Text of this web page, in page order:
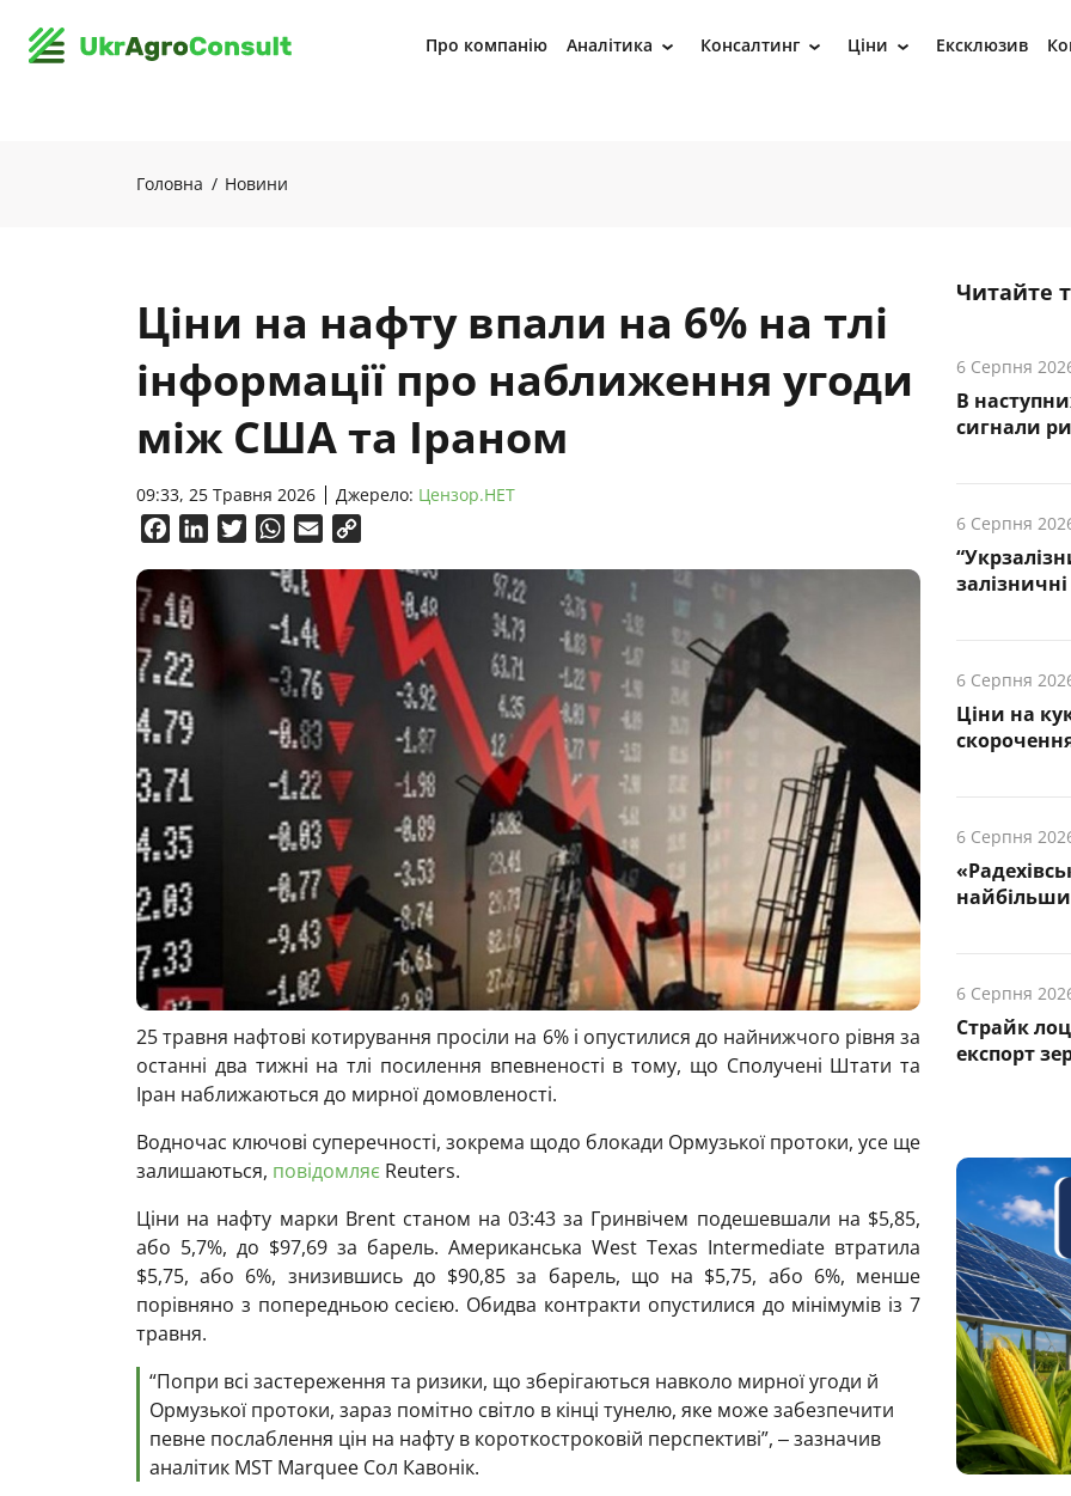
Про компанію Аналітика › Консалтинг › Ціни › Ексклюзив
Головна Новини
Ціни на нафту впали на 6% на тлі
інформації про наближення угоди
між США та Іраном
09:33, 25 Травня 2026 Джерело: Цензор.НЕТ
FacebookLinkedInTwitterWhatsApp
Email
25 травня нафтові котирування просіли на 6% і опустилися до найнижчого рівня за
останні два тижні на тлі посилення впевненості в тому, що Сполучені Штати та
Іран наближаються до мирної домовленості.
Водночас ключові суперечності, зокрема щодо блокади Ормузької протоки, усе ще
залишаються, повідомляє Reuters.
Ціни на нафту марки Brent станом на 03:43 за Гринвічем подешевшали на $5,85,
або 5,7%, до $97,69 за барель. Американська West Texas Intermediate втратила
$5,75, або 6%, знизившись до $90,85 за барель, що на $5,75, або 6%, менше
порівняно з попередньою сесією. Обидва контракти опустилися до мінімумів із 7
травня.
“Попри всі застереження та ризики, що зберігаються навколо мирної угоди й
Ормузької протоки, зараз помітно світло в кінці тунелю, яке може забезпечити
певне послаблення цін на нафту в короткостроковій перспективі”, ‒ зазначив
аналітик MST Marquee Сол Кавонік.
Читайте
6 Серпня
В
cигнали
6 Серпня
6 Серпня
Ціни на
6 Серпня
6 Серпня
Страйк
експорт